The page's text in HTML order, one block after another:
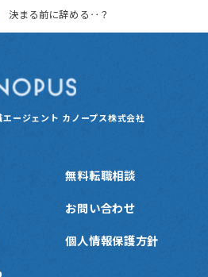
決まる前に辞める‥？
ージェント カノープス株式会社
無料転職相談
お問い合わせ
個人情報保護方針